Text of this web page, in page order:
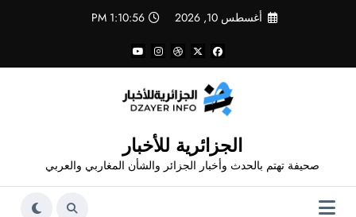
أغسطس 10, 2026 1:10:56 PM
الجزائرية للأخبار
صحيفة تهتم بالحدث وأخبار الجزائر والشأن المغاربي والعربي